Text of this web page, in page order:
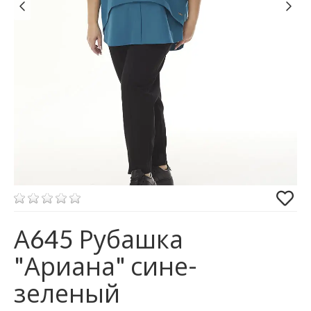
А645 Рубашка
"Ариана" сине-
зеленый